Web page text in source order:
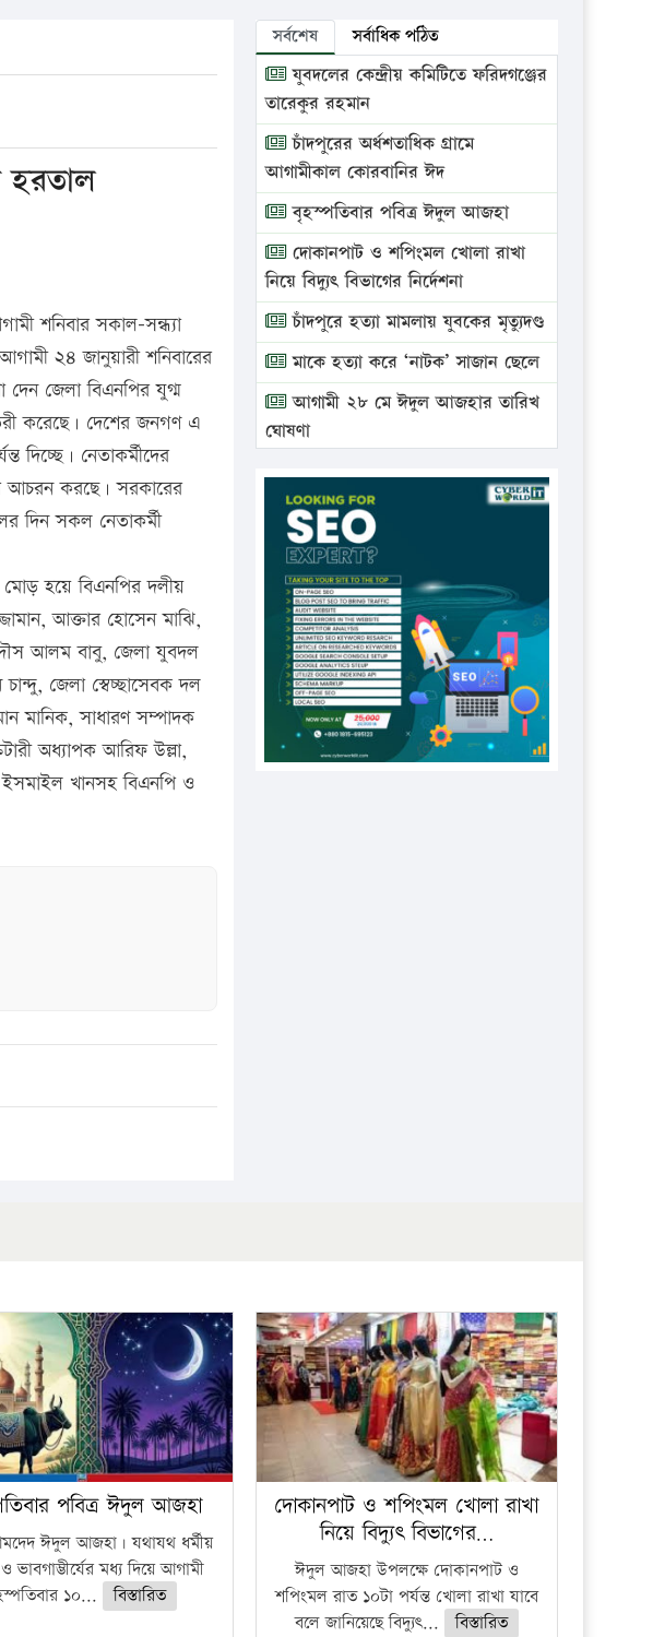
হরতাল
শনিবার সকাল-সন্ধ্যা
২৪ জানুয়ারী শনিবারের
দেন জেলা বিএনপির যুগ্ম
করেছে। দেশের জনগণ এ
দিচ্ছে। নেতাকর্মীদের
আচরন করছে। সরকারের
দিন সকল নেতাকর্মী
মোড় হয়ে বিএনপির দলীয়
আক্তার হোসেন মাঝি,
আলম বাবু, জেলা যুবদল
জেলা স্বেচ্ছাসেবক দল
মানিক, সাধারণ সম্পাদক
অধ্যাপক আরিফ উল্লা,
খানসহ বিএনপি ও
সর্বশেষ সর্বাধিক পঠিত
যুবদলের কেন্দ্রীয় কমিটিতে ফরিদগঞ্জের
তারেকুর রহমান
চাঁদপুরের অর্ধশতাধিক গ্রামে
আগামীকাল কোরবানির ঈদ
বৃহস্পতিবার পবিত্র ঈদুল আজহা
দোকানপাট ও শপিংমল খোলা রাখা
নিয়ে বিদ্যুৎ বিভাগের নির্দেশনা
চাঁদপুরে হত্যা মামলায় যুবকের মৃত্যুদণ্ড
মাকে হত্যা করে ‘নাটক’ সাজান ছেলে
আগামী ২৮ মে ঈদুল আজহার তারিখ
ঘোষণা
ভ্রাম্যমাণ আদালতে দুইটি প্রতিষ্ঠানকে
প্রতিষ্ঠানকে ৪০হাজার টাকা জরিমানা।
এবার লঞ্চের ভাড়া বাড়ল
১৭ থেকে ২১ শতাংশ বিদ্যুতের দাম
বাড়ানোর প্রস্তাব পিডিবির
১৬ মে চাঁদপুর ও ২৫ মে ফেনী সফরে
যাবেন প্রধানমন্ত্রী
উচ্চশিক্ষায় গৌরবময় অর্জন: পূর্ণ
স্কলারশিপে যুক্তরাষ্ট্রে পিএইচডি করছেন
পবিত্র ঈদুল আজহা
ঈদুল আজহা। যথাযথ ধর্মীয়
ও ভাবগাম্ভীর্যের মধ্য দিয়ে আগামী
১০...
বিস্তারিত
দোকানপাট ও শপিংমল খোলা রাখা
নিয়ে বিদ্যুৎ বিভাগের…
ঈদুল আজহা উপলক্ষে দোকানপাট ও
শপিংমল রাত ১০টা পর্যন্ত খোলা রাখা যাবে
বলে জানিয়েছে বিদ্যুৎ...
বিস্তারিত